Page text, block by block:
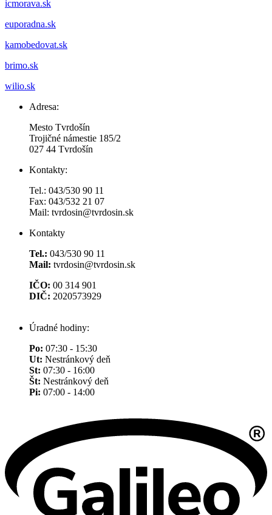
icmorava.sk
euporadna.sk
kamobedovat.sk
brimo.sk
wilio.sk
Adresa:
Mesto Tvrdošín
Trojičné námestie 185/2
027 44 Tvrdošín
Kontakty:
Tel.: 043/530 90 11
Fax: 043/532 21 07
Mail: tvrdosin@tvrdosin.sk
Kontakty
Tel.: 043/530 90 11
Mail: tvrdosin@tvrdosin.sk
IČO: 00 314 901
DIČ: 2020573929
Úradné hodiny:
Po: 07:30 - 15:30
Ut: Nestránkový deň
St: 07:30 - 16:00
Št: Nestránkový deň
Pi: 07:00 - 14:00